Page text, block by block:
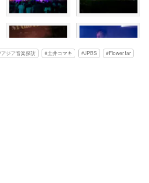
アジア音楽探訪 土井コマキ JPBS
Flower.far